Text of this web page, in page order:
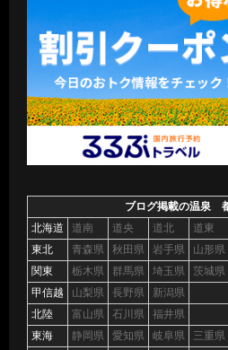
ブログ掲載の温泉
北海道
道南 道央 道北
道東
東北
青森県 秋田県 岩手県 山形県
関東
栃木県 群馬県 埼玉県 茨城県
甲信越
山梨県 長野県
新潟県
北陸
富山県 石川県
福井県
東海
静岡県 愛知県 岐阜県
三重県